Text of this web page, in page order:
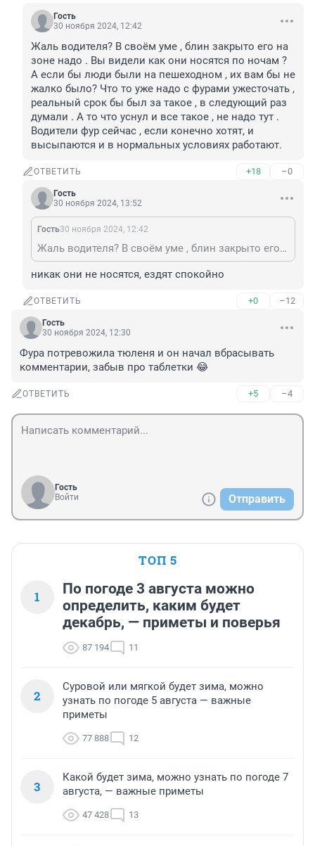
Гость
30 ноября 2024, 12:42
Жаль водителя? В своём уме , блин закрыто его на
зоне надо . Вы видели как они носятся по ночам ?
А если бы люди были на пешеходном , их вам бы не
жалко было? Что то уже надо с фурами ужесточать ,
реальный срок бы был за такое , в следующий раз
думали . А то что уснул и все такое , не надо тут .
Водители фур сейчас , если конечно хотят, и
высыпаются и в нормальных условиях работают.
ОТВЕТИТЬ +18 –0
Гость
30 ноября 2024, 13:52
Гость30 ноября 2024, 12:42
Жаль водителя? В своём уме , блин закрыто его на зоне надо . Вы видели как они носятся по ночам ? А если бы люди были на пешеходном , их вам бы не жалко было? Что то уже надо с фурами ужесточать , реальный срок бы был за такое , в следующий раз думали . А то что уснул и все такое , не надо тут . Водители фур сейчас , если конечно хотят, и высыпаются и в нормальных условиях работают.
никак они не носятся, ездят спокойно
ОТВЕТИТЬ +0 –12
Гость
30 ноября 2024, 12:30
Фура потревожила тюленя и он начал вбрасывать
комментарии, забыв про таблетки 😂
ОТВЕТИТЬ +5 –4
Гость
Войти
Отправить
ТОП 5
1
По погоде 3 августа можно
определить, каким будет
декабрь, — приметы и поверья
87 194 11
2
Суровой или мягкой будет зима, можно
узнать по погоде 5 августа — важные
приметы
77 888 12
3
Какой будет зима, можно узнать по погоде 7
августа, — важные приметы
47 428 13